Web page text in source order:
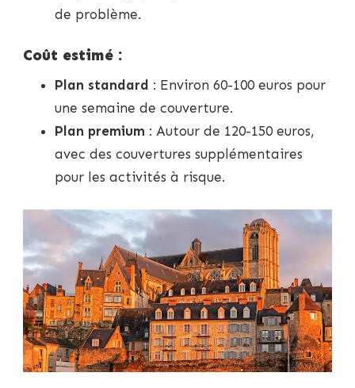
de problème.
Coût estimé :
Plan standard : Environ 60-100 euros pour
une semaine de couverture.
Plan premium : Autour de 120-150 euros,
avec des couvertures supplémentaires
pour les activités à risque.